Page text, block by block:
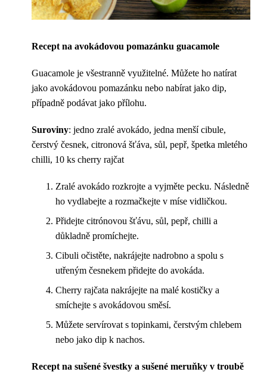
Recept na avokádovou pomazánku guacamole
Guacamole je všestranně využitelné. Můžete ho natírat
jako avokádovou pomazánku nebo nabírat jako dip,
případně podávat jako přílohu.
Suroviny: jedno zralé avokádo, jedna menší cibule,
čerstvý česnek, citronová šťáva, sůl, pepř, špetka mletého
chilli, 10 ks cherry rajčat
Zralé avokádo rozkrojte a vyjměte pecku. Následně
ho vydlabejte a rozmačkejte v míse vidličkou.
Přidejte citrónovou šťávu, sůl, pepř, chilli a
důkladně promíchejte.
Cibuli očistěte, nakrájejte nadrobno a spolu s
utřeným česnekem přidejte do avokáda.
Cherry rajčata nakrájejte na malé kostičky a
smíchejte s avokádovou směsí.
Můžete servírovat s topinkami, čerstvým chlebem
nebo jako dip k nachos.
Recept na sušené švestky a sušené meruňky v troubě